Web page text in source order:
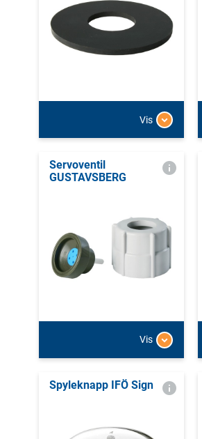
Vis
Servoventil
GUSTAVSBERG
Vis
Spyleknapp IFÖ Sign